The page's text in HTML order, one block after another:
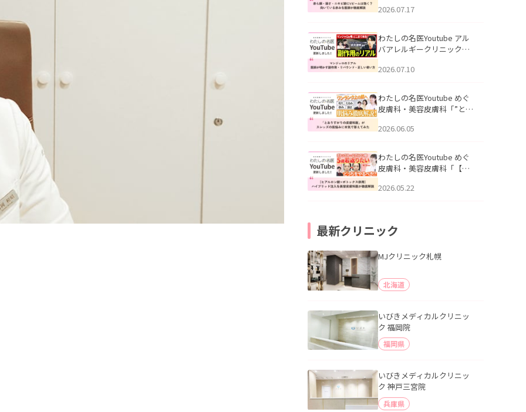
跡にVビームは効く？向いて
説」を公開いたしました。
2026.07.17
わたしの名医Youtube アル
バアレルギークリニック札
医師が明かす副作用・リバ
公開いたしました。
2026.07.10
わたしの名医Youtube めぐ
皮膚科・美容皮膚科「”とお
ッズの肌悩みに本気で答え
た。
2026.06.05
わたしの名医Youtube めぐ
皮膚科・美容皮膚科「【ヒ
用】ハイブリッド注入を美
2026.05.22
最新クリニック
MJクリニック札幌
北海道
いびきメディカルクリニッ
ク 福岡院
福岡県
いびきメディカルクリニッ
ク 神戸三宮院
兵庫県